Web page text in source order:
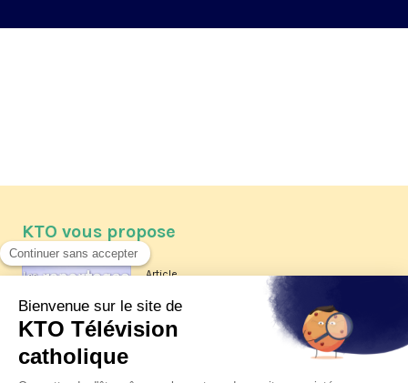
KTO vous propose
Article
Les reportages d'été 2026 de KTO
La visite pastorale du pape Léon